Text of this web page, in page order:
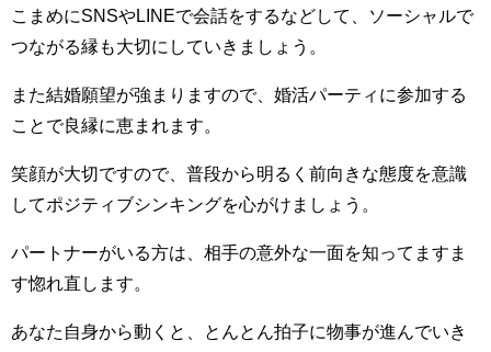
こまめにSNSやLINEで会話をするなどして、ソーシャルで
つながる縁も大切にしていきましょう。
また結婚願望が強まりますので、婚活パーティに参加する
ことで良縁に恵まれます。
笑顔が大切ですので、普段から明るく前向きな態度を意識
してポジティブシンキングを心がけましょう。
パートナーがいる方は、相手の意外な一面を知ってますま
す惚れ直します。
あなた自身から動くと、とんとん拍子に物事が進んでいき